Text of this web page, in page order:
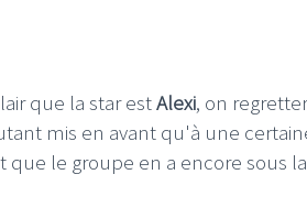
que la star estAlexi, on
mis en avant qu'à une
que le groupe en a encore sous la